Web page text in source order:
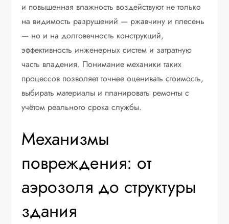
и повышенная влажность воздействуют не только
на видимость разрушений — ржавчину и плесень
— но и на долговечность конструкций,
эффективность инженерных систем и затратную
часть владения. Понимание механики таких
процессов позволяет точнее оценивать стоимость,
выбирать материалы и планировать ремонты с
учётом реального срока службы.
Механизмы
повреждения: от
аэрозоля до структуры
здания